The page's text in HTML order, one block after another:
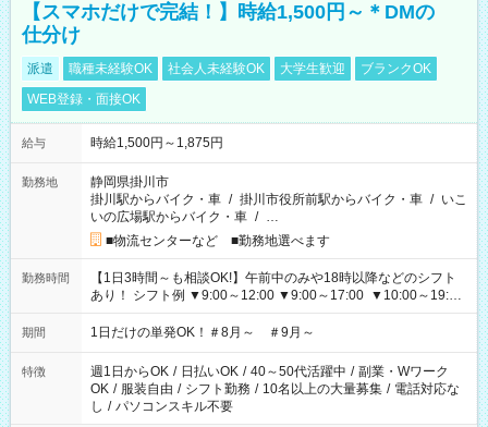
【スマホだけで完結！】時給1,500円～＊DMの
仕分け
派遣 職種未経験OK 社会人未経験OK 大学生歓迎
ブランクOK
WEB登録・面接OK
給与 時給1,500円～1,875円
勤務地
静岡県掛川市
掛川駅からバイク・車 / 掛川市役所前駅からバイク・車 / いこ
いの広場駅からバイク・車 / …
■物流センターなど ■勤務地選べます
勤務時間
【1日3時間～も相談OK!】午前中のみや18時以降などのシフト
あり！ シフト例 ▼9:00～12:00 ▼9:00～17:00 ▼10:00～19:00
▼18:00～21:00
期間 1日だけの単発OK！＃8月～ ＃9月～
特徴 週1日からOK / 日払いOK / 40～50代活躍中 / 副業・Wワーク
OK / 服装自由 / シフト勤務 / 10名以上の大量募集 / 電話対応な
し / パソコンスキル不要